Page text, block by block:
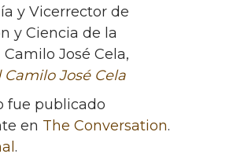
y Vicerrector de
y Ciencia de la
José Cela,
José Cela
fue publicado
en The Conversation.
.